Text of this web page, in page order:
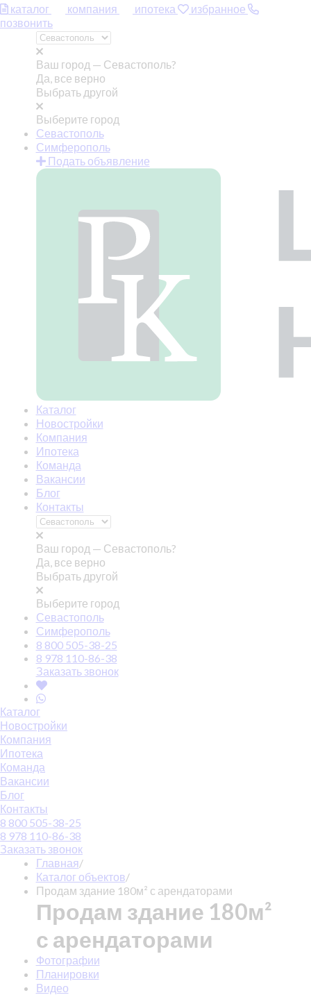
каталог компания ипотека
избранное
позвонить
Ваш город — Севастополь?
Да, все верно
Выбрать другой
Выберите город
Севастополь
Симферополь
Подать объявление
Каталог
Новостройки
Компания
Ипотека
Команда
Вакансии
Блог
Контакты
Ваш город — Севастополь?
Да, все верно
Выбрать другой
Выберите город
Севастополь
Симферополь
8 800 505-38-25
8 978 110-86-38
Заказать звонок
Каталог
Новостройки
Компания
Ипотека
Команда
Вакансии
Блог
Контакты
8 800 505-38-25
8 978 110-86-38
Заказать звонок
Главная/
Каталог объектов/
Продам здание 180м² с арендаторами
Продам здание 180м²
с арендаторами
Фотографии
Планировки
Видео